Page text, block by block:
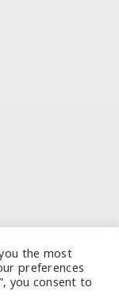
the most
preferences
you consent to